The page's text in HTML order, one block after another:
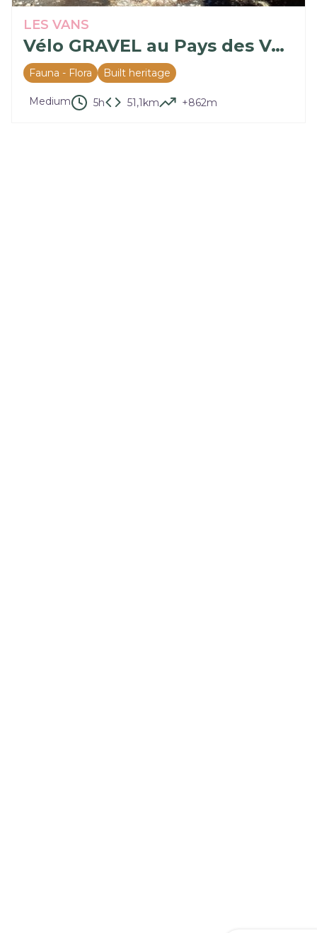
LES VANS
Vélo GRAVEL au Pays des Vans : entre bois et vignes - circuit n°2
Fauna - Flora Built heritage
Medium 5h 51,1km +862m